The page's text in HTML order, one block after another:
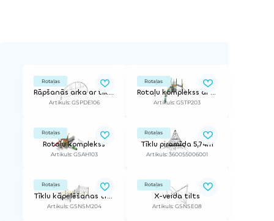
Rotaļas
Rāpšanās arka ar tīklu
Artikuls: GSPDE106
Rotaļas
Rotaļu komplekss ar tīkiem
Artikuls: GSTP203
Rotaļas
Rotaļu komplekss
Artikuls: GSAH103
Rotaļas
Tīklu piramīda 5,74m
Artikuls: 360055006001
Rotaļas
Tīklu kāpelēšanas trase Netscape
Artikuls: GSNSM204
Rotaļas
X-veida tilts
Artikuls: GSNSE08